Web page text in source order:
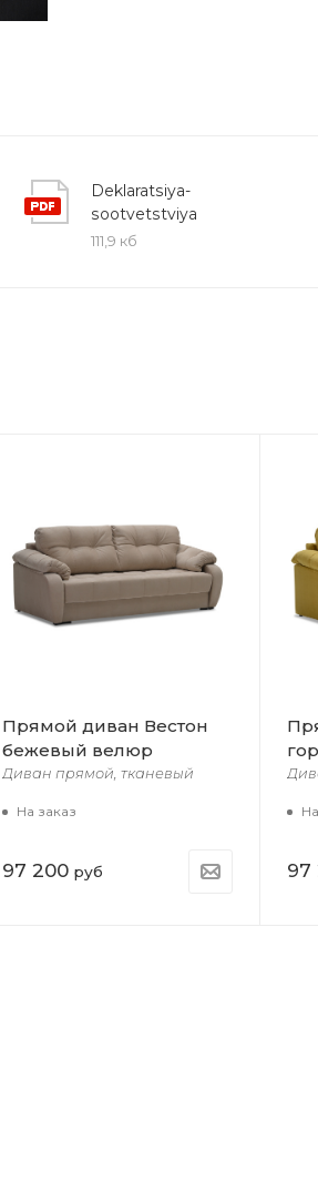
Deklaratsiya-
sootvetstviya
111,9 кб
Прямой диван Вестон
бежевый велюр
Диван прямой, тканевый
На заказ
97 200руб 97